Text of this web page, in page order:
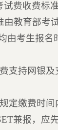
费收费标准
由教育部考
由考生报名
支持网银
定缴费时
兼报，应